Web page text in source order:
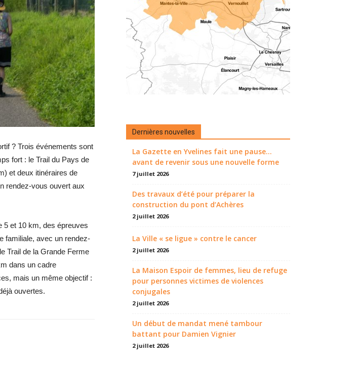
? Trois événements sont
fort : le Trail du Pays de
et deux itinéraires de
rendez-vous ouvert aux
5 et 10 km, des épreuves
familiale, avec un rendez-
Trail de la Grande Ferme
dans un cadre
mais un même objectif :
ouvertes.
Dernières nouvelles
La Gazette en Yvelines fait une pause...
avant de revenir sous une nouvelle forme
7 juillet 2026
Des travaux d’été pour préparer la
construction du pont d’Achères
2 juillet 2026
La Ville « se ligue » contre le cancer
2 juillet 2026
La Maison Espoir de femmes, lieu de refuge
pour personnes victimes de violences
conjugales
2 juillet 2026
Un début de mandat mené tambour
battant pour Damien Vignier
2 juillet 2026